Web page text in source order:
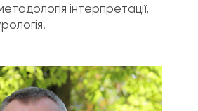
інтерпретації,